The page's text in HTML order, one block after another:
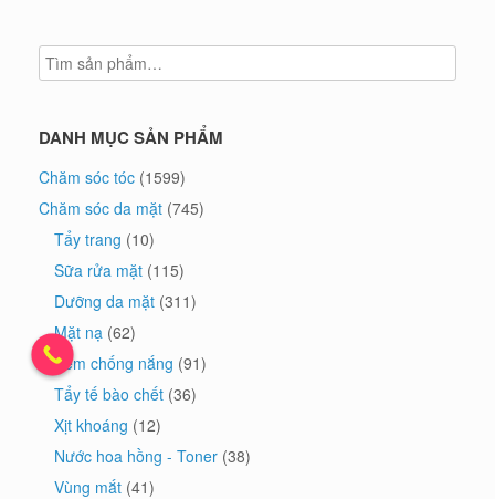
DANH MỤC SẢN PHẨM
Chăm sóc tóc (1599)
Chăm sóc da mặt (745)
Tẩy trang (10)
Sữa rửa mặt (115)
Dưỡng da mặt (311)
Mặt nạ (62)
Kem chống nắng (91)
Tẩy tế bào chết (36)
Xịt khoáng (12)
Nước hoa hồng - Toner (38)
Vùng mắt (41)